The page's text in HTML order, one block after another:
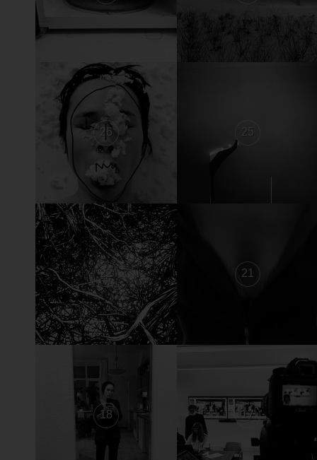
26 25
22 21
18 17